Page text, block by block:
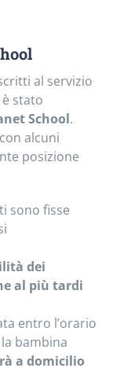
al servizio
è stato
School.
alcuni
posizione
sono fisse
dei
al più tardi
entro l’orario
bambina
a domicilio